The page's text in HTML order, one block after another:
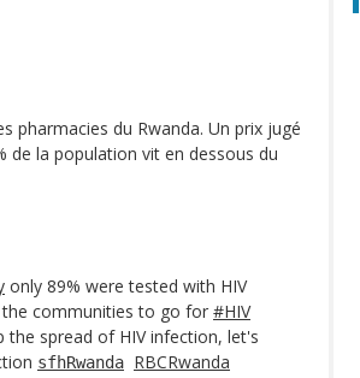
pharmacies du Rwanda. Un prix jugé
de la population vit en dessous du
only 89% were tested with HIV
communities to go for #HIV
spread of HIV infection, let's
sfhRwanda RBCRwanda